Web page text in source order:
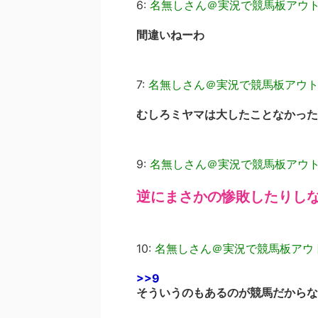
6: 名無しさん＠実況で競馬板アウ
間違いねーわ
7: 名無しさん＠実況で競馬板アウト
むしろミヤマは大したことなかっ
9: 名無しさん＠実況で競馬板アウ
逆にまさかの惨敗したりし
10: 名無しさん＠実況で競馬板アウ
>>9
そういうのもあるのが競馬だからな